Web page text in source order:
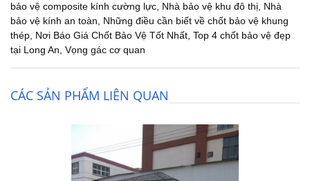
bảo vệ composite kính cường lực Nhà bảo vệ khu đô thị Nhà
bảo vệ kính an toàn
Những điều cần biết về chốt bảo vệ khung
thép Nơi Báo Giá Chốt Bảo Vệ Tốt Nhất Top 4 chốt bảo vệ đẹp
tại Long An Vọng gác cơ quan
CÁC SẢN PHẨM LIÊN QUAN